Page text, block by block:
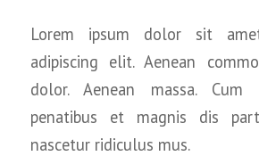
Lorem ipsum dolor sit
adipiscing elit. Aenean
dolor. Aenean massa. Cum
penatibus et magnis dis
nascetur ridiculus mus.